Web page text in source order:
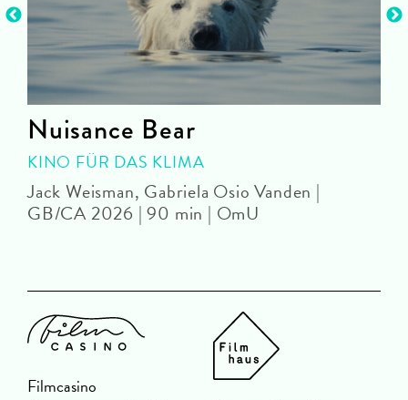
Nuisance Bear
KINO FÜR DAS KLIMA
Jack Weisman, Gabriela Osio Vanden |
GB/CA 2026 | 90 min | OmU
Filmcasino